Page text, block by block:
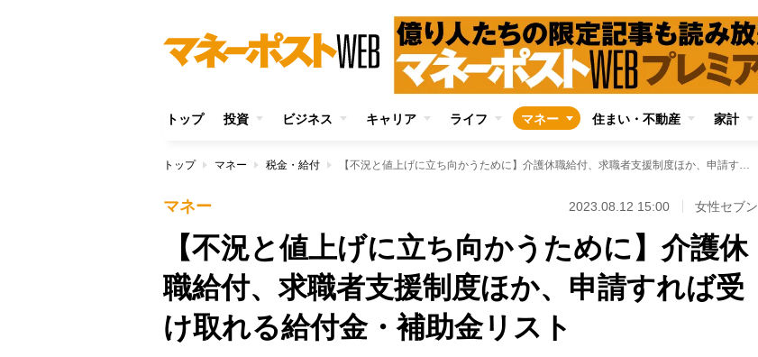
トップ 投資 ビジネス キャリア ライフ マネー 住まい・不動産 家計
トップ マネー 税金・給付 【不況と値上げに立ち向かうために】介護休職給付、求職者支援制度ほか、申請すれば受け取れる給付金・補助金リスト
マネー 2023.08.12 15:00 女性セブン
【不況と値上げに立ち向かうために】介護休
職給付、求職者支援制度ほか、申請すれば受
け取れる給付金・補助金リスト